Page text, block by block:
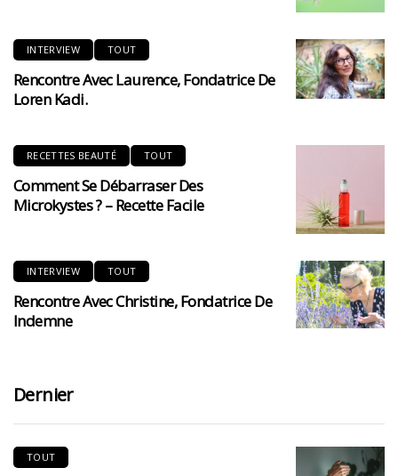
INTERVIEW TOUT
Rencontre Avec Laurence, Fondatrice De
Loren Kadi.
RECETTES BEAUTÉ TOUT
Comment Se Débarraser Des
Microkystes ? – Recette Facile
INTERVIEW TOUT
Rencontre Avec Christine, Fondatrice De
Indemne
Dernier
TOUT